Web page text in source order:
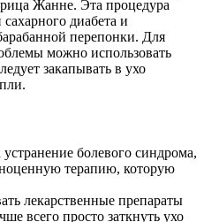
Жанне. Эта процедура
диабета и
перепонки. Для
можно использовать
закапывать в ухо
болевого синдрома,
терапию, которую
лекарственные препараты
всего просто заткнуть ухо